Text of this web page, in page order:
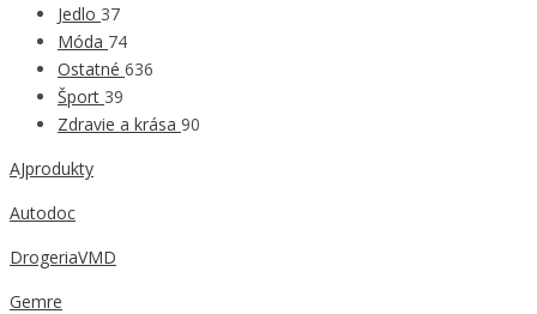
Jedlo 37
Móda 74
Ostatné 636
Šport 39
Zdravie a krása 90
AJprodukty
Autodoc
DrogeriaVMD
Gemre